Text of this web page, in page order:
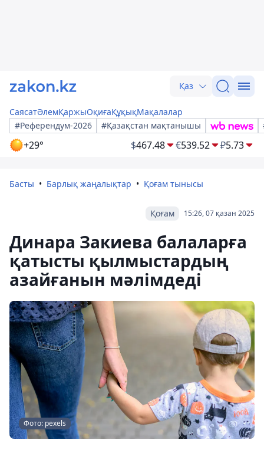
Қаз
СаясатӘлемҚаржыОқиғаҚұқықМақалалар
#Референдум-2026
#Қазақстан мақтанышы
+29° $467.48 €539.52 ₽5.73
Басты Барлық жаңалықтар Қоғам тынысы
15:26, 07 қазан 2025
Қоғам
Динара Закиева балаларға
қатысты қылмыстардың
азайғанын мәлімдеді
Фото: pexels